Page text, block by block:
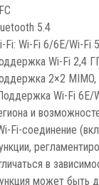
5.4
Fi: Wi-Fi 6/6E/Wi-Fi
Wi-Fi 2,4
2×2
Wi-Fi 6E/
и
Fi-соединение
в
может быть